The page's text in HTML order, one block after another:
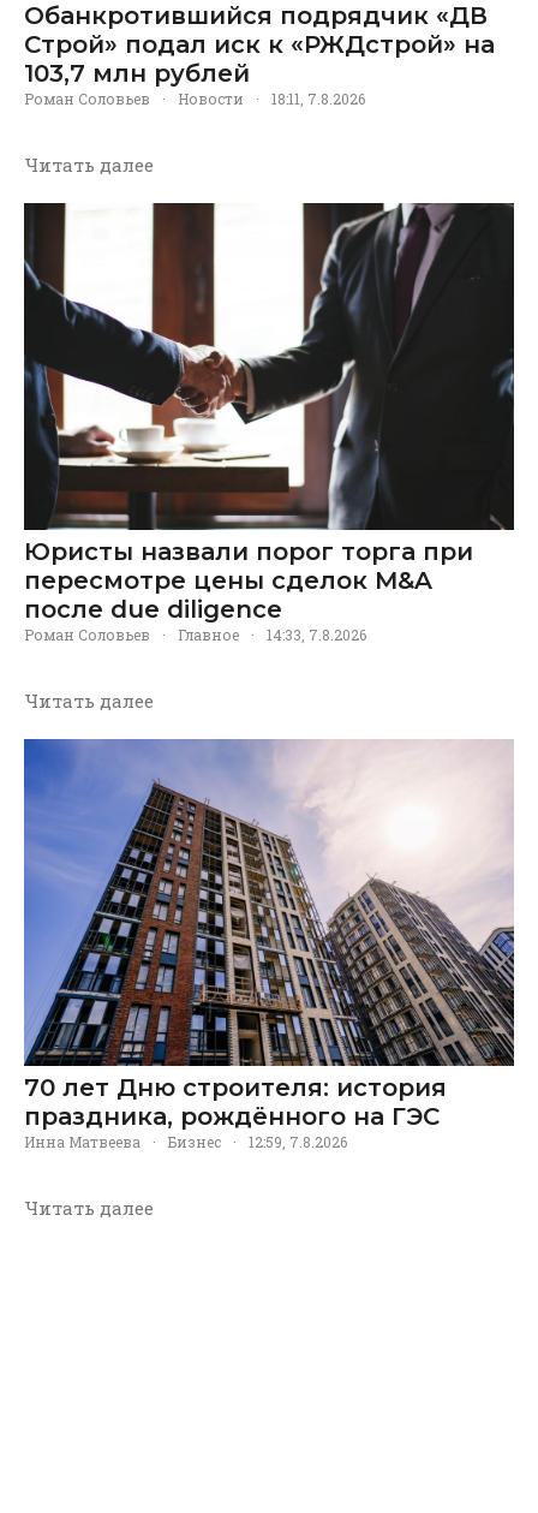
Обанкротившийся подрядчик «ДВ
Строй» подал иск к «РЖДстрой» на
103,7 млн рублей
Роман Соловьев · Новости · 18:11, 7.8.2026
Читать далее
Юристы назвали порог торга при
пересмотре цены сделок M&A
после due diligence
Роман Соловьев · Главное · 14:33, 7.8.2026
Читать далее
70 лет Дню строителя: история
праздника, рождённого на ГЭС
Инна Матвеева · Бизнес · 12:59, 7.8.2026
Читать далее